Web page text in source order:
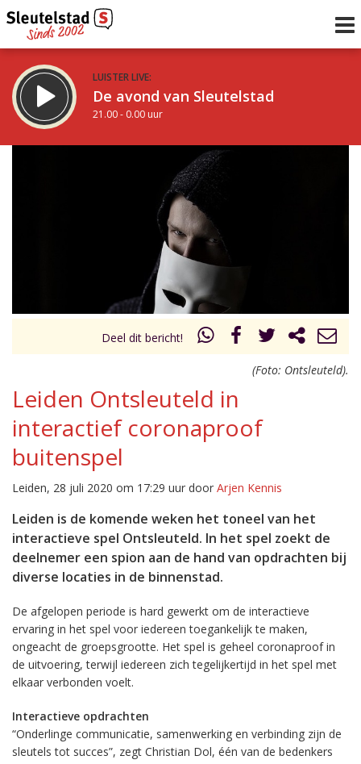
LUISTER LIVE:
De avond van Sleutelstad
21.00 - 0.00 uur
De nacht van Sleutelstad
uur 1 van 0
Deel dit bericht!
(Foto: Ontsleuteld).
Leiden Ontsleuteld in
interactief coronaproof
buitenspel
Leiden, 28 juli 2020 om 17:29 uur door Arjen Kennis
Leiden is de komende weken het toneel van het
interactieve spel Ontsleuteld. In het spel zoekt de
deelnemer een spion aan de hand van opdrachten bij
diverse locaties in de binnenstad.
De afgelopen periode is hard gewerkt om de interactieve
ervaring in het spel voor iedereen toegankelijk te maken,
ongeacht de groepsgrootte. Het spel is geheel coronaproof in
de uitvoering, terwijl iedereen zich tegelijkertijd in het spel met
elkaar verbonden voelt.
Interactieve opdrachten
“Onderlinge communicatie, samenwerking en verbinding zijn de
sleutels tot succes”, zegt Christian Dol, één van de bedenkers